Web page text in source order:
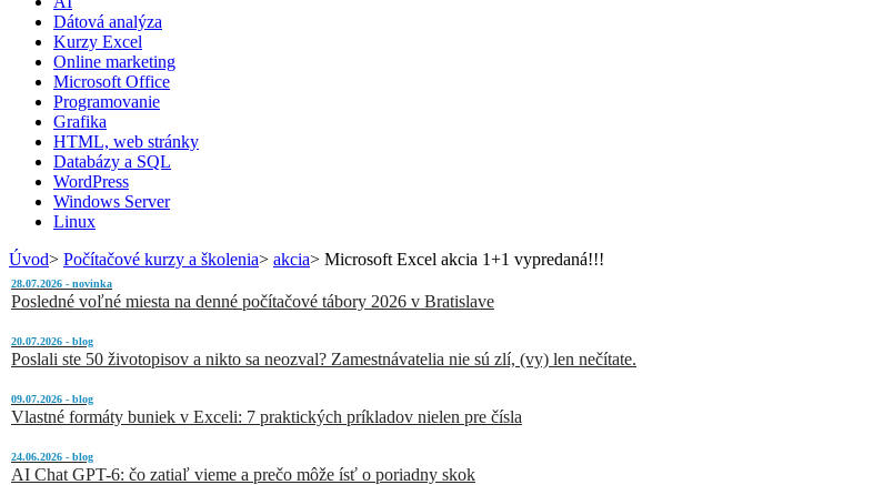
Dátová analýza
Kurzy Excel
Online marketing
Microsoft Office
Programovanie
Grafika
HTML, web stránky
Databázy a SQL
WordPress
Windows Server
Linux
Úvod> Počítačové kurzy a školenia> akcia> Microsoft Excel akcia 1+1 vypredaná!!!
28.07.2026 - novinka
Posledné voľné miesta na denné počítačové tábory 2026 v Bratislave
20.07.2026 - blog
Poslali ste 50 životopisov a nikto sa neozval? Zamestnávatelia nie sú zlí, (vy) len nečítate.
09.07.2026 - blog
Vlastné formáty buniek v Exceli: 7 praktických príkladov nielen pre čísla
24.06.2026 - blog
AI Chat GPT-6: čo zatiaľ vieme a prečo môže ísť o poriadny skok